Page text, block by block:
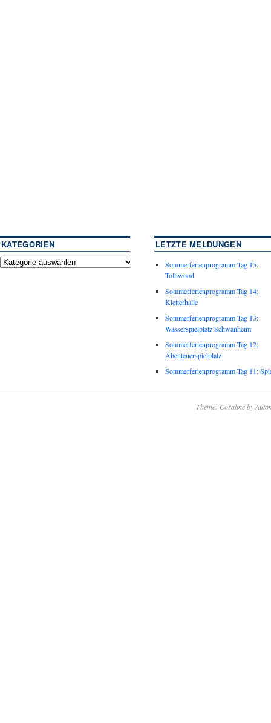
KATEGORIEN LETZTE MELDUNGEN
Sommerferienprogramm Tag 15:
Tolliwood
Sommerferienprogramm Tag 14:
Kletterhalle
Sommerferienprogramm Tag 13:
Wasserspielplatz Schwanheim
Sommerferienprogramm Tag 12:
Abenteuerspielplatz
Sommerferienprogramm Tag 11:
Theme: Coraline by